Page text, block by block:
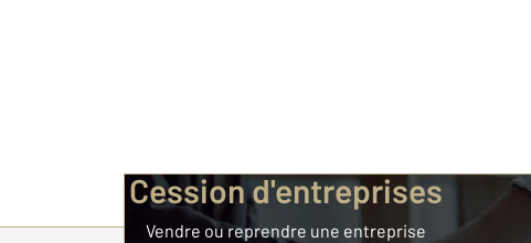
Cession d'entreprises
Vendre ou reprendre une entreprise